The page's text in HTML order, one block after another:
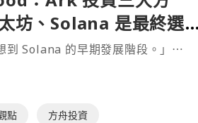
坊、Solana 是最終選
到 Solana 的早期發展階段。」⋯
點 方舟投資